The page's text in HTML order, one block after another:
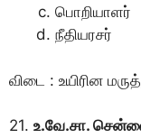
பொறியாளர்
நீதியரசர்
விடை : உயிரின
21. உ.வே.சா.